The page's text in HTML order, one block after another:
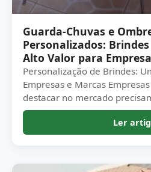
Guarda-Chuvas e
Personalizados:
Alto Valor para
Personalização de Brindes:
Empresas e Marcas
destacar no mercado
Ler